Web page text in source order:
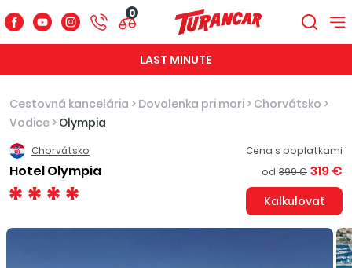
0
LAST MINUTE
Cestovná kancelária > Dovolenka pri mori > Chorvátsko >
Vodice > Olympia
Chorvátsko
Hotel Olympia
Cena s poplatkami
od 399 € 319 €
Kalkulovať